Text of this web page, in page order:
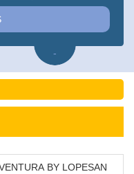
-
BY LOPESAN